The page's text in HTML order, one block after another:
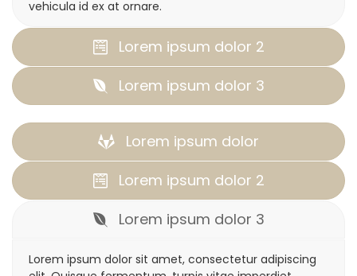
vehicula id ex at ornare.
Lorem ipsum dolor 2
Lorem ipsum dolor 3
Lorem ipsum dolor
Lorem ipsum dolor 2
Lorem ipsum dolor 3
Lorem ipsum dolor sit amet, consectetur adipiscing